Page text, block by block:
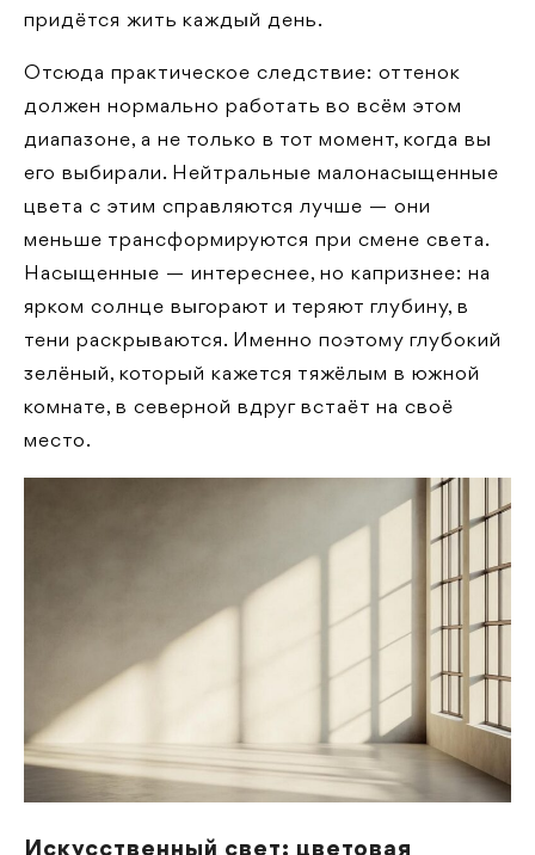
придётся жить каждый день.
Отсюда практическое следствие: оттенок
должен нормально работать во всём этом
диапазоне, а не только в тот момент, когда вы
его выбирали. Нейтральные малонасыщенные
цвета с этим справляются лучше — они
меньше трансформируются при смене света.
Насыщенные — интереснее, но капризнее: на
ярком солнце выгорают и теряют глубину, в
тени раскрываются. Именно поэтому глубокий
зелёный, который кажется тяжёлым в южной
комнате, в северной вдруг встаёт на своё
место.